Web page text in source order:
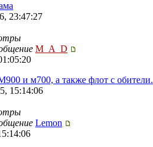
23:47:27
M_A_D
и м700, а также флот с обители.
15:14:06
Lemon